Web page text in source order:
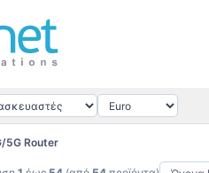
5G Router